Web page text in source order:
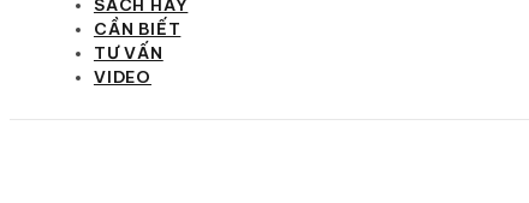
SÁCH HAY
CẦN BIẾT
TƯ VẤN
VIDEO